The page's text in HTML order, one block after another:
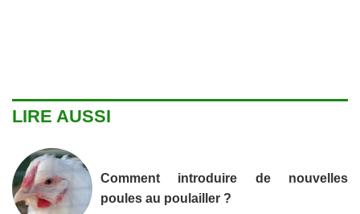
LIRE AUSSI
Comment introduire de nouvelles
poules au poulailler ?